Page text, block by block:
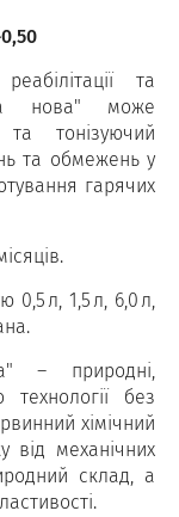
та
нова" може
тонізуючий
та обмежень у
гарячих
л, 1,5 л, 6,0 л,
– природні,
без
хімічний
від механічних
склад, а